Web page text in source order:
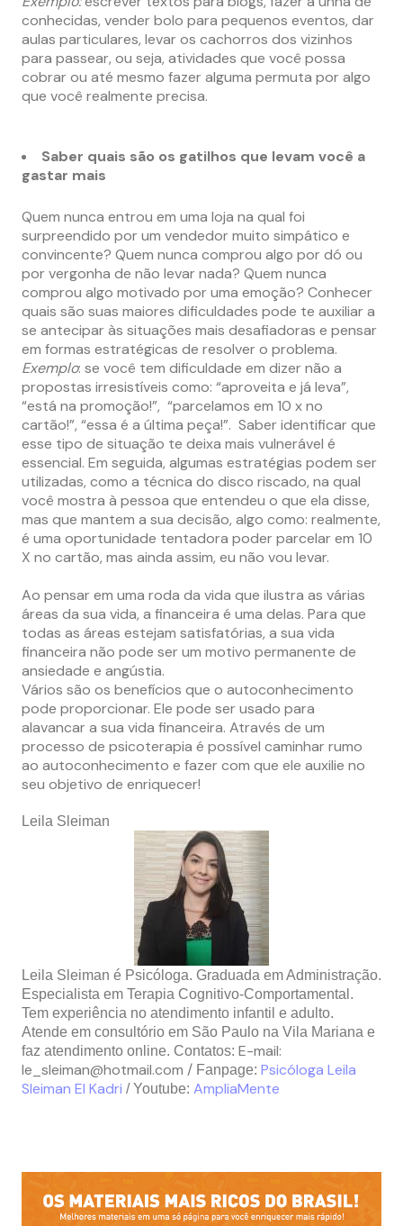
conhecidas, vender bolo para pequenos eventos, dar
aulas particulares, levar os cachorros dos vizinhos
para passear, ou seja, atividades que você possa
cobrar ou até mesmo fazer alguma permuta por algo
que você realmente precisa.
Saber quais são os gatilhos que levam você a
gastar mais
Quem nunca entrou em uma loja na qual foi
surpreendido por um vendedor muito simpático e
convincente? Quem nunca comprou algo por dó ou
por vergonha de não levar nada? Quem nunca
comprou algo motivado por uma emoção? Conhecer
quais são suas maiores dificuldades pode te auxiliar a
se antecipar às situações mais desafiadoras e pensar
em formas estratégicas de resolver o problema.
Exemplo: se você tem dificuldade em dizer não a
propostas irresistíveis como: “aproveita e já leva”,
“está na promoção!”, “parcelamos em 10 x no
cartão!”, “essa é a última peça!”. Saber identificar que
esse tipo de situação te deixa mais vulnerável é
essencial. Em seguida, algumas estratégias podem ser
utilizadas, como a técnica do disco riscado, na qual
você mostra à pessoa que entendeu o que ela disse,
mas que mantem a sua decisão, algo como: realmente,
é uma oportunidade tentadora poder parcelar em 10
X no cartão, mas ainda assim, eu não vou levar.
Ao pensar em uma roda da vida que ilustra as várias
áreas da sua vida, a financeira é uma delas. Para que
todas as áreas estejam satisfatórias, a sua vida
financeira não pode ser um motivo permanente de
ansiedade e angústia.
Vários são os benefícios que o autoconhecimento
pode proporcionar. Ele pode ser usado para
alavancar a sua vida financeira. Através de um
processo de psicoterapia é possível caminhar rumo
ao autoconhecimento e fazer com que ele auxilie no
seu objetivo de enriquecer!
Leila Sleiman
Leila Sleiman é Psicóloga. Graduada em Administração.
Especialista em Terapia Cognitivo-Comportamental.
Tem experiência no atendimento infantil e adulto.
Atende em consultório em São Paulo na Vila Mariana e
faz atendimento online. Contatos: E-mail:
le_sleiman@hotmail.com / Fanpage: Psicóloga Leila
Sleiman El Kadri /Youtube: AmpliaMente